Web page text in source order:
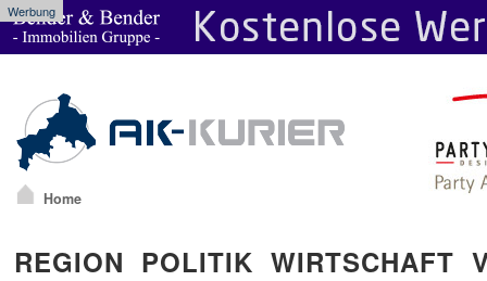
Werbung
Home
REGION POLITIK WIRTSCHAFT